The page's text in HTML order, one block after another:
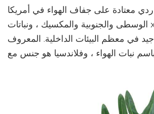
معتادة على جفاف الهواء في أمريكا
الوسطى والجنوبية والمكسيك ، ونباتات xerographica
في معظم البيئات الداخلية. المعروف